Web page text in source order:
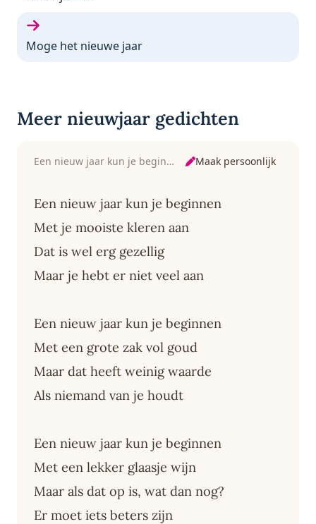
Volgende gedicht:
Moge het nieuwe jaar
Meer nieuwjaar gedichten
Een nieuw jaar kun je beginnen Maak persoonlijk
Een nieuw jaar kun je beginnen
Met je mooiste kleren aan
Dat is wel erg gezellig
Maar je hebt er niet veel aan
Een nieuw jaar kun je beginnen
Met een grote zak vol goud
Maar dat heeft weinig waarde
Als niemand van je houdt
Een nieuw jaar kun je beginnen
Met een lekker glaasje wijn
Maar als dat op is, wat dan nog?
Er moet iets beters zijn